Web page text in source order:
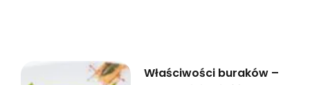
Właściwości buraków –